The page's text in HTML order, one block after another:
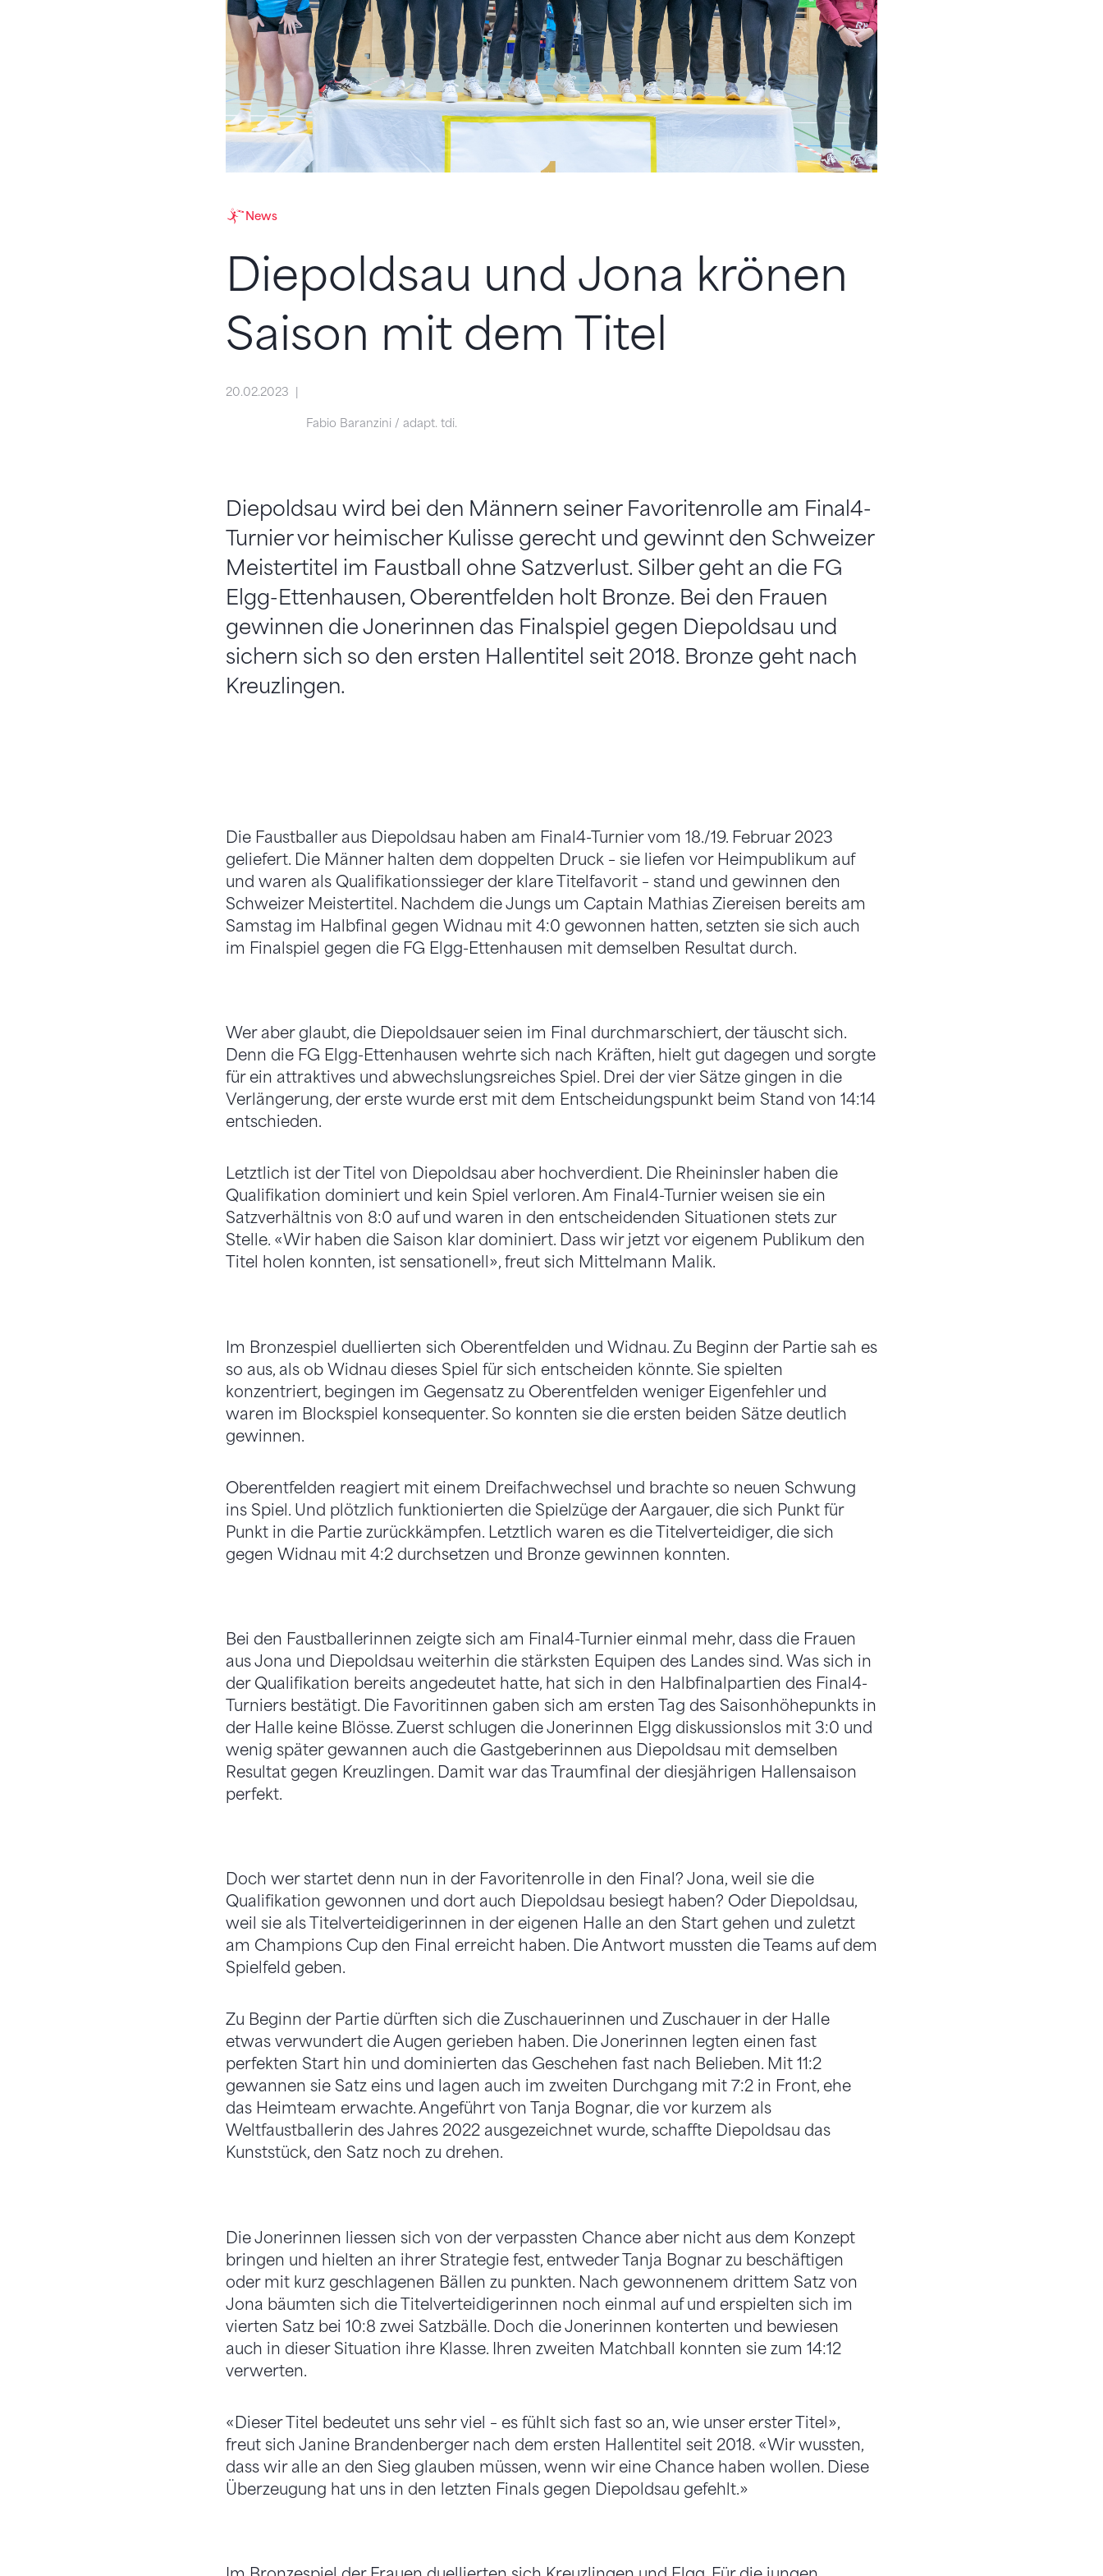
News
Diepoldsau und Jona krönen
Saison mit dem Titel
20.02.2023
Fabio Baranzini / adapt. tdi.
Diepoldsau wird bei den Männern seiner Favoritenrolle am Final4-
Turnier vor heimischer Kulisse gerecht und gewinnt den Schweizer
Meistertitel im Faustball ohne Satzverlust. Silber geht an die FG
Elgg-Ettenhausen, Oberentfelden holt Bronze. Bei den Frauen
gewinnen die Jonerinnen das Finalspiel gegen Diepoldsau und
sichern sich so den ersten Hallentitel seit 2018. Bronze geht nach
Kreuzlingen.
Die Faustballer aus Diepoldsau haben am Final4-Turnier vom 18./19. Februar 2023
geliefert. Die Männer halten dem doppelten Druck – sie liefen vor Heimpublikum auf
und waren als Qualifikationssieger der klare Titelfavorit – stand und gewinnen den
Schweizer Meistertitel. Nachdem die Jungs um Captain Mathias Ziereisen bereits am
Samstag im Halbfinal gegen Widnau mit 4:0 gewonnen hatten, setzten sie sich auch
im Finalspiel gegen die FG Elgg-Ettenhausen mit demselben Resultat durch.
Wer aber glaubt, die Diepoldsauer seien im Final durchmarschiert, der täuscht sich.
Denn die FG Elgg-Ettenhausen wehrte sich nach Kräften, hielt gut dagegen und sorgte
für ein attraktives und abwechslungsreiches Spiel. Drei der vier Sätze gingen in die
Verlängerung, der erste wurde erst mit dem Entscheidungspunkt beim Stand von 14:14
entschieden.
Letztlich ist der Titel von Diepoldsau aber hochverdient. Die Rheininsler haben die
Qualifikation dominiert und kein Spiel verloren. Am Final4-Turnier weisen sie ein
Satzverhältnis von 8:0 auf und waren in den entscheidenden Situationen stets zur
Stelle. «Wir haben die Saison klar dominiert. Dass wir jetzt vor eigenem Publikum den
Titel holen konnten, ist sensationell», freut sich Mittelmann Malik.
Im Bronzespiel duellierten sich Oberentfelden und Widnau. Zu Beginn der Partie sah es
so aus, als ob Widnau dieses Spiel für sich entscheiden könnte. Sie spielten
konzentriert, begingen im Gegensatz zu Oberentfelden weniger Eigenfehler und
waren im Blockspiel konsequenter. So konnten sie die ersten beiden Sätze deutlich
gewinnen.
Oberentfelden reagiert mit einem Dreifachwechsel und brachte so neuen Schwung
ins Spiel. Und plötzlich funktionierten die Spielzüge der Aargauer, die sich Punkt für
Punkt in die Partie zurückkämpfen. Letztlich waren es die Titelverteidiger, die sich
gegen Widnau mit 4:2 durchsetzen und Bronze gewinnen konnten.
Bei den Faustballerinnen zeigte sich am Final4-Turnier einmal mehr, dass die Frauen
aus Jona und Diepoldsau weiterhin die stärksten Equipen des Landes sind. Was sich in
der Qualifikation bereits angedeutet hatte, hat sich in den Halbfinalpartien des Final4-
Turniers bestätigt. Die Favoritinnen gaben sich am ersten Tag des Saisonhöhepunkts in
der Halle keine Blösse. Zuerst schlugen die Jonerinnen Elgg diskussionslos mit 3:0 und
wenig später gewannen auch die Gastgeberinnen aus Diepoldsau mit demselben
Resultat gegen Kreuzlingen. Damit war das Traumfinal der diesjährigen Hallensaison
perfekt.
Doch wer startet denn nun in der Favoritenrolle in den Final? Jona, weil sie die
Qualifikation gewonnen und dort auch Diepoldsau besiegt haben? Oder Diepoldsau,
weil sie als Titelverteidigerinnen in der eigenen Halle an den Start gehen und zuletzt
am Champions Cup den Final erreicht haben. Die Antwort mussten die Teams auf dem
Spielfeld geben.
Zu Beginn der Partie dürften sich die Zuschauerinnen und Zuschauer in der Halle
etwas verwundert die Augen gerieben haben. Die Jonerinnen legten einen fast
perfekten Start hin und dominierten das Geschehen fast nach Belieben. Mit 11:2
gewannen sie Satz eins und lagen auch im zweiten Durchgang mit 7:2 in Front, ehe
das Heimteam erwachte. Angeführt von Tanja Bognar, die vor kurzem als
Weltfaustballerin des Jahres 2022 ausgezeichnet wurde, schaffte Diepoldsau das
Kunststück, den Satz noch zu drehen.
Die Jonerinnen liessen sich von der verpassten Chance aber nicht aus dem Konzept
bringen und hielten an ihrer Strategie fest, entweder Tanja Bognar zu beschäftigen
oder mit kurz geschlagenen Bällen zu punkten. Nach gewonnenem drittem Satz von
Jona bäumten sich die Titelverteidigerinnen noch einmal auf und erspielten sich im
vierten Satz bei 10:8 zwei Satzbälle. Doch die Jonerinnen konterten und bewiesen
auch in dieser Situation ihre Klasse. Ihren zweiten Matchball konnten sie zum 14:12
verwerten.
«Dieser Titel bedeutet uns sehr viel – es fühlt sich fast so an, wie unser erster Titel»,
freut sich Janine Brandenberger nach dem ersten Hallentitel seit 2018. «Wir wussten,
dass wir alle an den Sieg glauben müssen, wenn wir eine Chance haben wollen. Diese
Überzeugung hat uns in den letzten Finals gegen Diepoldsau gefehlt.»